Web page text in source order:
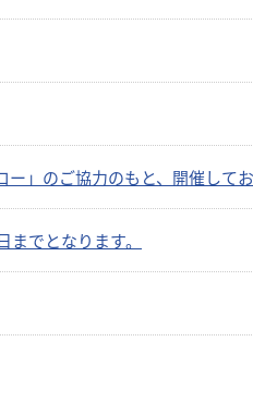
」のご協力のもと、開催してお
でとなります。